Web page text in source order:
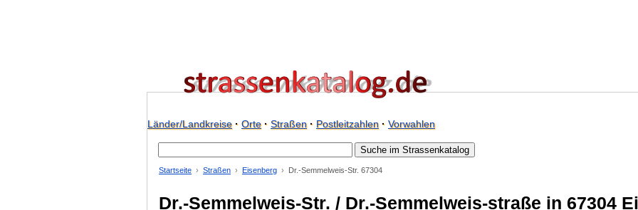
Länder/Landkreise· Orte· Straßen· Postleitzahlen· Vorwahlen
Startseite Straßen Eisenberg Dr.-Semmelweis-Str. 67304
Dr.-Semmelweis-Str. / Dr.-Semmelweis-straße in 67304